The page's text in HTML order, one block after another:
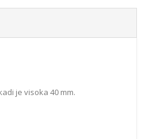
je visoka 40 mm.